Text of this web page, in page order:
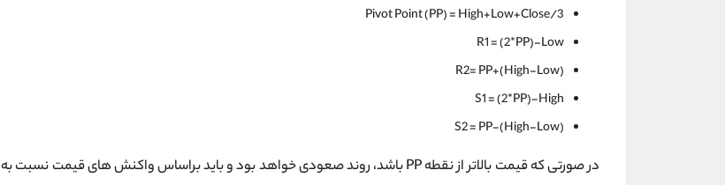
Pivot Point (PP) = High+Low+Close/3
R1 = (2*PP)-Low
R2= PP+(High-Low)
S1 = (2*PP)-High
S2 = PP-(High-Low)
در صورتی که قیمت بالاتر از نقطه PP باشد، روند صعودی خواهد بود و باید براساس واکنش های قیمت نسبت به